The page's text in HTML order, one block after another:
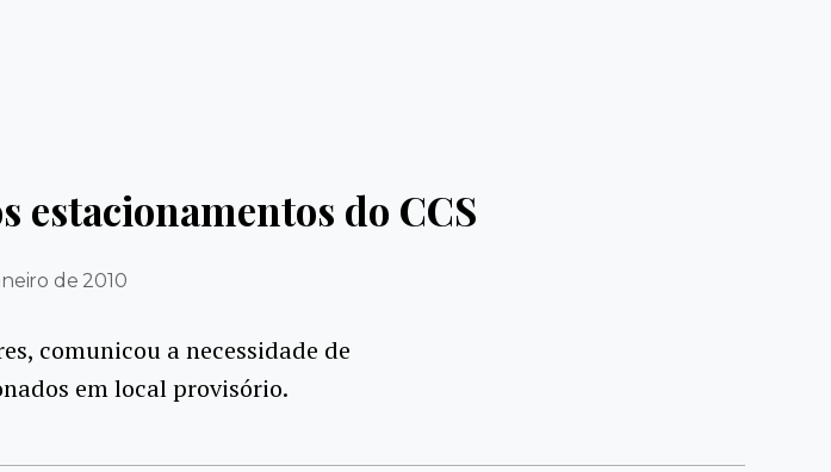
estacionamentos do CCS
de 2010
comunicou a necessidade de
em local provisório.